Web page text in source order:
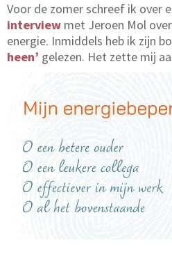
Voor de zomer schreef ik over
interview met Jeroen Mol
energie. Inmiddels heb ik zijn
heen’ gelezen. Het zette mij